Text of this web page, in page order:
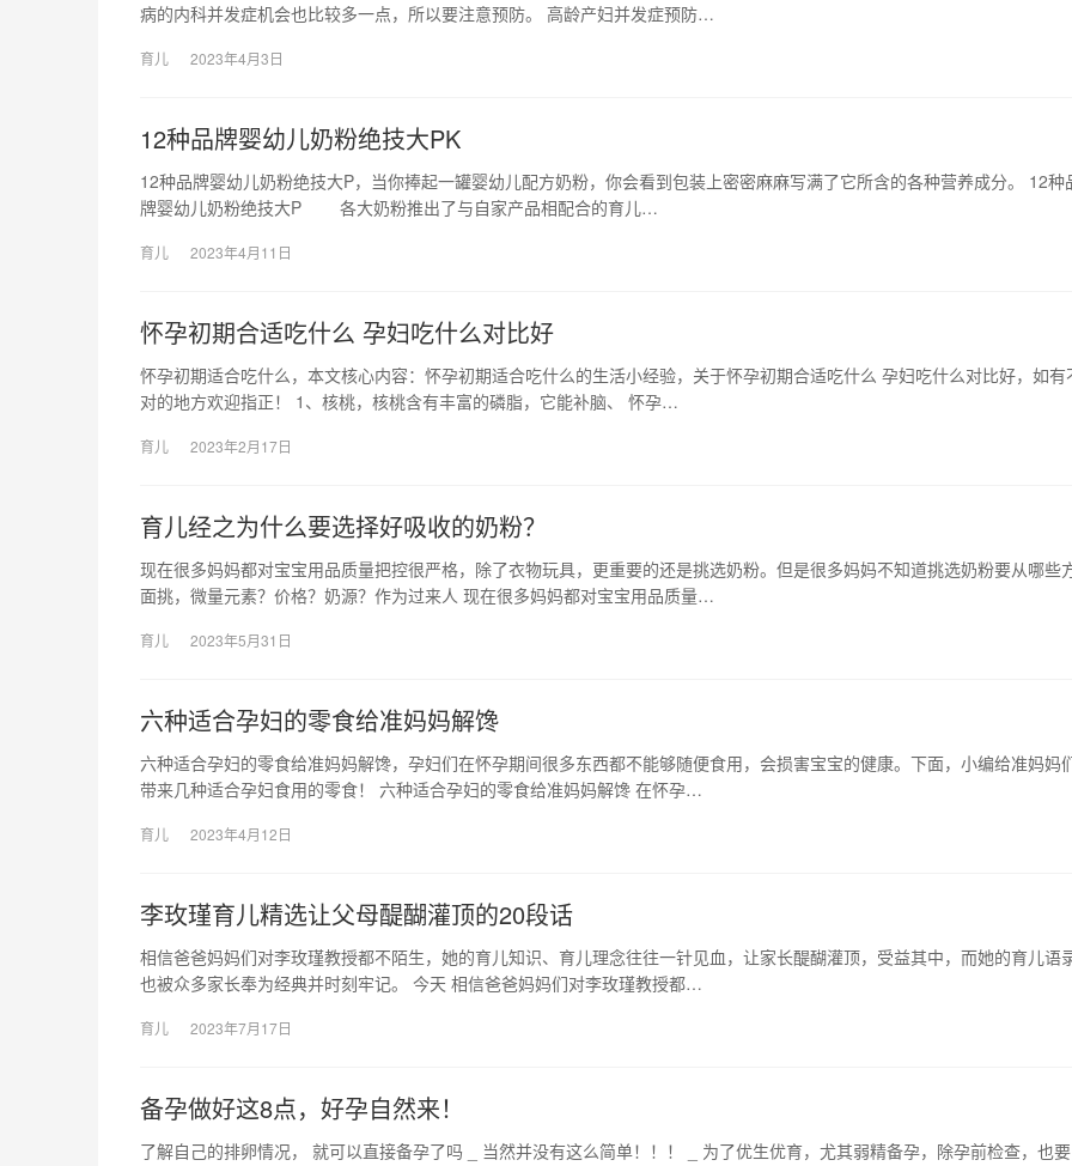
病的内科并发症机会也比较多一点，所以要注意预防。 高龄产妇并发症预防…
育儿 2023年4月3日
12种品牌婴幼儿奶粉绝技大PK
12种品牌婴幼儿奶粉绝技大P，当你捧起一罐婴幼儿配方奶粉，你会看到包装上密密麻麻写满了它所含的各种营养成分。 12种
牌婴幼儿奶粉绝技大P 各大奶粉推出了与自家产品相配合的育儿…
育儿 2023年4月11日
怀孕初期合适吃什么 孕妇吃什么对比好
怀孕初期适合吃什么，本文核心内容：怀孕初期适合吃什么的生活小经验，关于怀孕初期合适吃什么 孕妇吃什么对比好，如有
对的地方欢迎指正！ 1、核桃，核桃含有丰富的磷脂，它能补脑、 怀孕…
育儿 2023年2月17日
育儿经之为什么要选择好吸收的奶粉？
现在很多妈妈都对宝宝用品质量把控很严格，除了衣物玩具，更重要的还是挑选奶粉。但是很多妈妈不知道挑选奶粉要从哪些
面挑，微量元素？价格？奶源？作为过来人 现在很多妈妈都对宝宝用品质量…
育儿 2023年5月31日
六种适合孕妇的零食给准妈妈解馋
六种适合孕妇的零食给准妈妈解馋，孕妇们在怀孕期间很多东西都不能够随便食用，会损害宝宝的健康。下面，小编给准妈妈
带来几种适合孕妇食用的零食！ 六种适合孕妇的零食给准妈妈解馋 在怀孕…
育儿 2023年4月12日
李玫瑾育儿精选让父母醍醐灌顶的20段话
相信爸爸妈妈们对李玫瑾教授都不陌生，她的育儿知识、育儿理念往往一针见血，让家长醍醐灌顶，受益其中，而她的育儿语
也被众多家长奉为经典并时刻牢记。 今天 相信爸爸妈妈们对李玫瑾教授都…
育儿 2023年7月17日
备孕做好这8点，好孕自然来！
了解自己的排卵情况， 就可以直接备孕了吗 _ 当然并没有这么简单！！！ _ 为了优生优育，尤其弱精备孕，除孕前检查，也要